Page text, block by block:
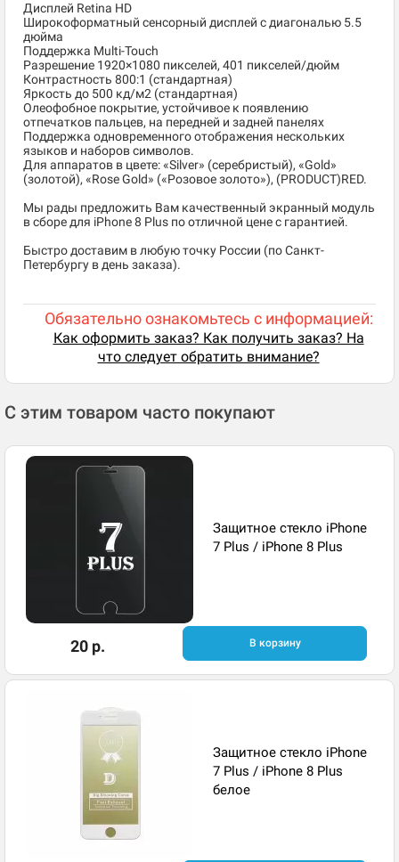
Дисплей Retina HD
Широкоформатный сенсорный дисплей с диагональю 5.5
дюйма
Поддержка Multi-Touch
Разрешение 1920×1080 пикселей, 401 пикселей/дюйм
Контрастность 800:1 (стандартная)
Яркость до 500 кд/м2 (стандартная)
Олеофобное покрытие, устойчивое к появлению
отпечатков пальцев, на передней и задней панелях
Поддержка одновременного отображения нескольких
языков и наборов символов.
Для аппаратов в цвете: «Silver» (серебристый), «Gold»
(золотой), «Rose Gold» («Розовое золото»), (PRODUCT)RED.
Мы рады предложить Вам качественный экранный модуль
в сборе для iPhone 8 Plus по отличной цене с гарантией.
Быстро доставим в любую точку России (по Санкт-
Петербургу в день заказа).
Обязательно ознакомьтесь с информацией:
Как оформить заказ? Как получить заказ? На
что следует обратить внимание?
С этим товаром часто покупают
Защитное стекло iPhone
7 Plus / iPhone 8 Plus
20 р. В корзину
Защитное стекло iPhone
7 Plus / iPhone 8 Plus
белое